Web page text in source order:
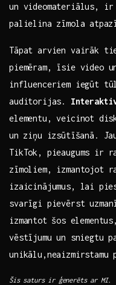
un videomateriālus, ir
palielina zīmola⁤
Tāpat arvien vairāk
piemēram, īsie video
influenceriem iegūt
‌auditorijas.
elementu, veicinot
un⁣ ziņu izsūtīšanā.
TikTok, pieaugums ir
zīmoliem, izmantojot
izaicinājumus, lai
svarīgi ‌pievērst
izmantot⁤ šos
vēstījumu un⁤ sniegtu
unikālu,neaizmirstamu
Šis‌ saturs ir ģenerēts ar⁤ MI.